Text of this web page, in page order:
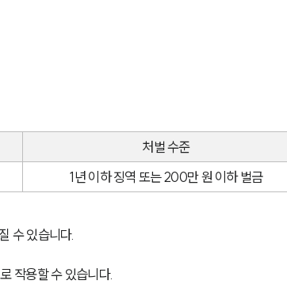
처벌 수준
1년 이하 징역 또는 200만 원 이하 벌금
수 있습니다.
작용할 수 있습니다.